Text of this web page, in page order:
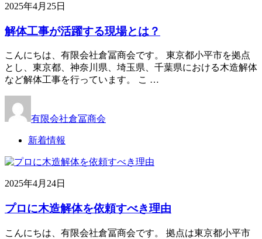
2025年4月25日
解体工事が活躍する現場とは？
こんにちは、有限会社倉冨商会です。 東京都小平市を拠点
とし、東京都、神奈川県、埼玉県、千葉県における木造解体
など解体工事を行っています。 こ …
有限会社倉冨商会
新着情報
2025年4月24日
プロに木造解体を依頼すべき理由
こんにちは、有限会社倉冨商会です。 拠点は東京都小平市